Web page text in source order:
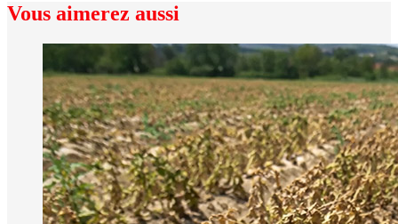
Vous aimerez aussi